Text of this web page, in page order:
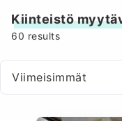
Kiinteistö
60 results
Viimeisimmät